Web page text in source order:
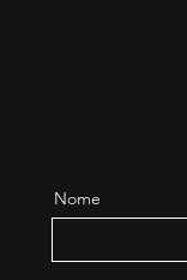
Nome